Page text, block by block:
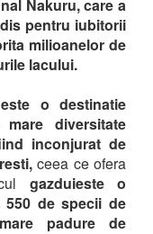
Nakuru, care a
pentru iubitorii
milioanelor de
lacului.
o destinatie
diversitate
inconjurat de
ceea ce ofera
gazduieste o
de specii de
padure de